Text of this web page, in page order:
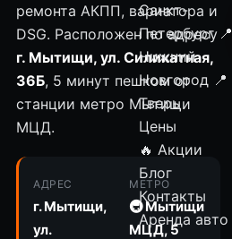
Санкт-
Петербург 📍
Нижний
Новгород 📍
Тверь
Цены
🔥 Акции
Блог
Контакты
Аренда авто
ремонта АКПП, вариатора и
DSG. Расположен по адресу
г. Мытищи, ул. Силикатная,
36Б, 5 минут пешком от
станции метро Мытищи
МЦД.
АДРЕС
г. Мытищи,
ул.
МЕТРО
🚇 Мытищи
МЦД, 5